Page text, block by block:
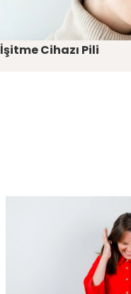
İşitme Cihazı Pili